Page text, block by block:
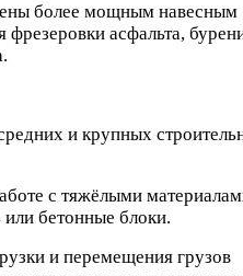
более мощным навесным
фрезеровки асфальта,
и крупных
с тяжёлыми
бетонные блоки.
и перемещения грузов